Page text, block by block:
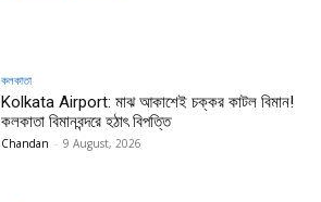
কলকাতা
Kolkata Airport: মাঝ আকাশেই চক্কর কাটল বিমান!
কলকাতা বিমানবন্দরে হঠাৎ বিপত্তি
Chandan - 9 August, 2026